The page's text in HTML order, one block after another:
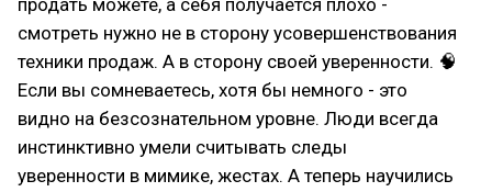
продать можете, а себя получается плохо -
смотреть нужно не в сторону усовершенствования
техники продаж. А в сторону своей уверенности. 🧠
Если вы сомневаетесь, хотя бы немного - это
видно на безсознательном уровне. Люди всегда
инстинктивно умели считывать следы
уверенности в мимике, жестах. А теперь научились